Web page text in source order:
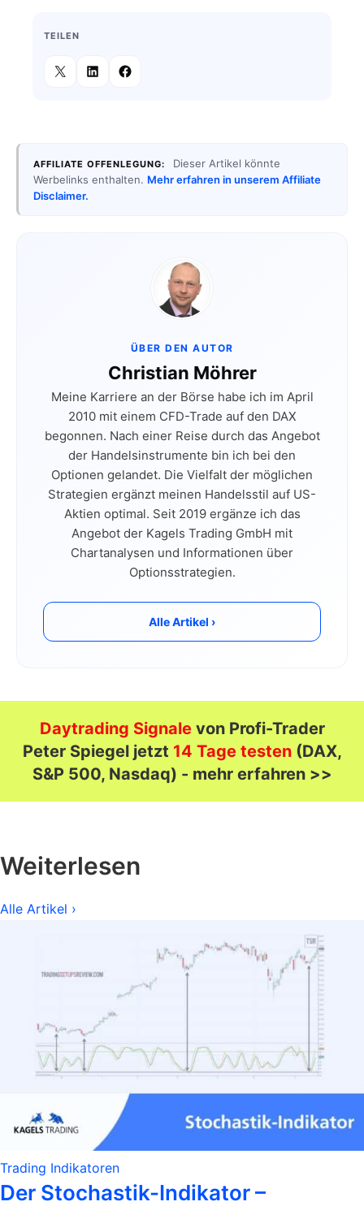
TEILEN
AFFILIATE OFFENLEGUNG:
Dieser Artikel könnte
Werbelinks enthalten. Mehr erfahren in unserem Affiliate
Disclaimer.
ÜBER DEN AUTOR
Christian Möhrer
Meine Karriere an der Börse habe ich im April
2010 mit einem CFD-Trade auf den DAX
begonnen. Nach einer Reise durch das Angebot
der Handelsinstrumente bin ich bei den
Optionen gelandet. Die Vielfalt der möglichen
Strategien ergänzt meinen Handelsstil auf US-
Aktien optimal. Seit 2019 ergänze ich das
Angebot der Kagels Trading GmbH mit
Chartanalysen und Informationen über
Optionsstrategien.
Alle Artikel ›
Daytrading Signalevon Profi-Trader
Peter Spiegel jetzt 14 Tage testen(DAX,
S&P 500, Nasdaq) - mehr erfahren >>
Weiterlesen
Alle Artikel ›
Trading Indikatoren
Der Stochastik-Indikator –